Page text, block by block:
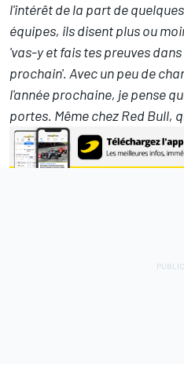
l'intérêt de la part de
équipes, ils disent plus ou
'vas-y et fais tes preuves
prochain'. Avec un peu de
l'année prochaine, je pense
portes. Même chez Red Bull,